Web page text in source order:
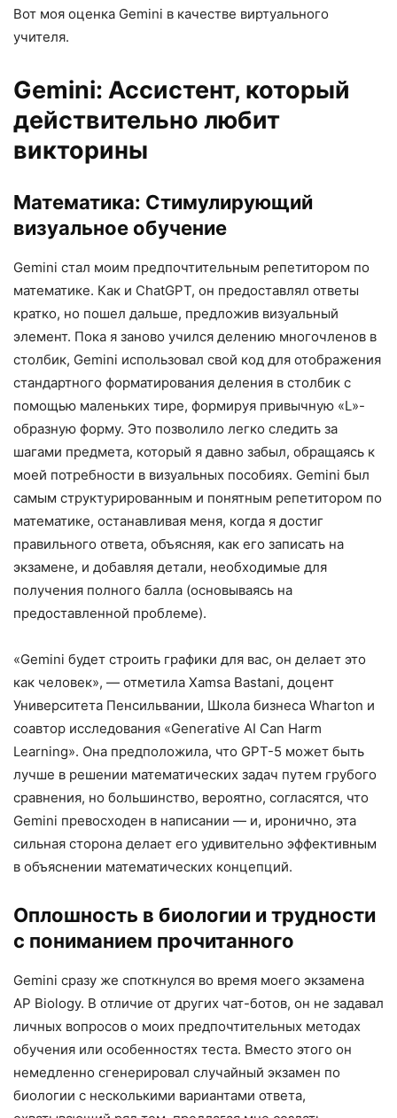
Вот моя оценка Gemini в качестве виртуального
учителя.
Gemini: Ассистент, который
действительно любит
викторины
Математика: Стимулирующий
визуальное обучение
Gemini стал моим предпочтительным репетитором по
математике. Как и ChatGPT, он предоставлял ответы
кратко, но пошел дальше, предложив визуальный
элемент. Пока я заново учился делению многочленов в
столбик, Gemini использовал свой код для отображения
стандартного форматирования деления в столбик с
помощью маленьких тире, формируя привычную «L»-
образную форму. Это позволило легко следить за
шагами предмета, который я давно забыл, обращаясь к
моей потребности в визуальных пособиях. Gemini был
самым структурированным и понятным репетитором по
математике, останавливая меня, когда я достиг
правильного ответа, объясняя, как его записать на
экзамене, и добавляя детали, необходимые для
получения полного балла (основываясь на
предоставленной проблеме).
«Gemini будет строить графики для вас, он делает это
как человек», — отметила Хamsa Bastani, доцент
Университета Пенсильвании, Школа бизнеса Wharton и
соавтор исследования «Generative AI Can Harm
Learning». Она предположила, что GPT-5 может быть
лучше в решении математических задач путем грубого
сравнения, но большинство, вероятно, согласятся, что
Gemini превосходен в написании — и, иронично, эта
сильная сторона делает его удивительно эффективным
в объяснении математических концепций.
Оплошность в биологии и трудности
с пониманием прочитанного
Gemini сразу же споткнулся во время моего экзамена
AP Biology. В отличие от других чат-ботов, он не задавал
личных вопросов о моих предпочтительных методах
обучения или особенностях теста. Вместо этого он
немедленно сгенерировал случайный экзамен по
биологии с несколькими вариантами ответа,